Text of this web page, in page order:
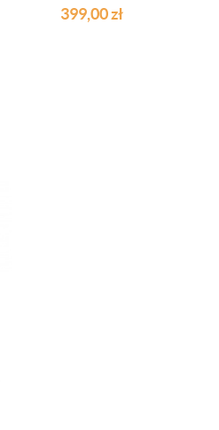
TORRE
399,00zł